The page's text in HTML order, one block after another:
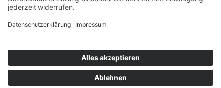
Citroën C5 X Hybrid – 100 km Verbrauch Test
22. Januar 2024